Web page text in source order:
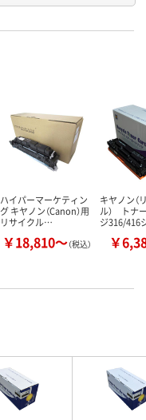
ハイパーマーケティン
グ キヤノン（Canon）用
リサイクル…
￥18,810～（税込）
キヤノン（
ル） トナ
ジ316/416
￥